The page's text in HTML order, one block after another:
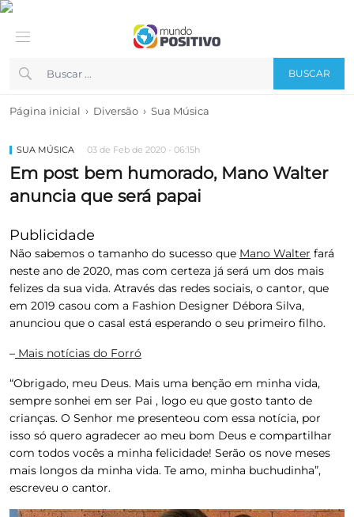
BUSCAR
Página inicial › Diversão › Sua Música
SUA MÚSICA 03 de Feb de 2020 - 06:15h
Em post bem humorado, Mano Walter
anuncia que será papai
Publicidade
Não sabemos o tamanho do sucesso que Mano Walter fará
neste ano de 2020, mas com certeza já será um dos mais
felizes da sua vida. Através das redes sociais, o cantor, que
em 2019 casou com a Fashion Designer Débora Silva,
anunciou que o casal está esperando o seu primeiro filho.
– Mais notícias do Forró
“Obrigado, meu Deus. Mais uma benção em minha vida,
sempre sonhei em ser Pai , logo eu que gosto tanto de
crianças. O Senhor me presenteou com essa notícia, por
isso só quero agradecer ao meu bom Deus e compartilhar
com todos vocês a minha felicidade! Serão os nove meses
mais longos da minha vida. Te amo, minha buchudinha”,
escreveu o cantor.